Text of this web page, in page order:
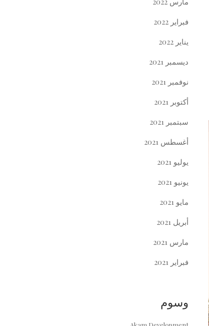
فبراير 2022
يناير 2022
ديسمبر 2021
نوفمبر 2021
أكتوبر 2021
سبتمبر 2021
أغسطس 2021
يوليو 2021
يونيو 2021
مايو 2021
أبريل 2021
مارس 2021
فبراير 2021
وسوم